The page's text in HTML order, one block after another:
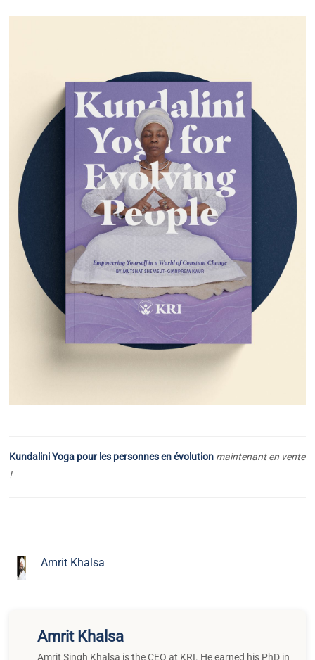
Kundalini Yoga pour les personnes en évolution maintenant en vente
!
Amrit Khalsa
Amrit Khalsa
Amrit Singh Khalsa is the CEO at KRI. He earned his PhD in